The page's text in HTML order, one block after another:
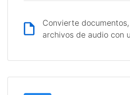
Convierte
archivos de audio con